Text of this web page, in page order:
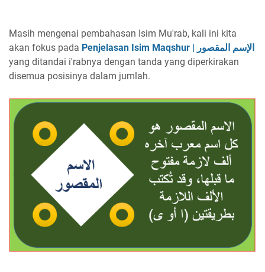
Masih mengenai pembahasan Isim Mu'rab, kali ini kita
akan fokus pada
Penjelasan Isim Maqshur | الإسم المقصور
yang ditandai i'rabnya dengan tanda yang diperkirakan
disemua posisinya dalam jumlah.